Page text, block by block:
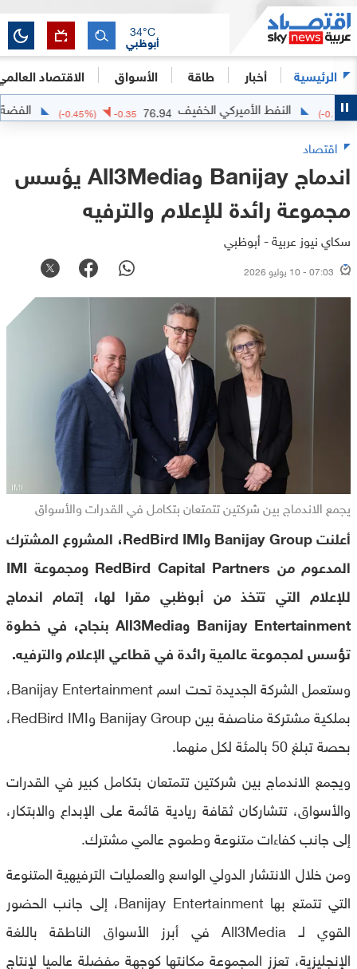
الرئيسية أخبار طاقة الأسواق الاقتصاد
أبوظبي
34°C
النفط الأميركي الخفيف 76.94
-0.35
(-0.45%) الفضة 63.606
اقتصاد
اندماج Banijay وAll3Media يؤسس
مجموعة رائدة للإعلام والترفيه
سكاي نيوز عربية - أبوظبي
07:03 - 10 يوليو 2026
يجمع الاندماج بين شركتين تتمتعان بتكامل في القدرات والأسواق
أعلنت Banijay Group وRedBird IMI، المشروع المشترك
المدعوم من RedBird Capital Partners ومجموعة IMI
للإعلام التي تتخذ من أبوظبي مقرا لها، إتمام اندماج
Banijay Entertainment وAll3Media بنجاح، في خطوة
تؤسس لمجموعة عالمية رائدة في قطاعي الإعلام والترفيه.
وستعمل الشركة الجديدة تحت اسم Banijay Entertainment،
بملكية مشتركة مناصفة بين Banijay Group وRedBird IMI،
بحصة تبلغ 50 بالمئة لكل منهما.
ويجمع الاندماج بين شركتين تتمتعان بتكامل كبير في القدرات
والأسواق، تتشاركان ثقافة ريادية قائمة على الإبداع والابتكار،
إلى جانب كفاءات متنوعة وطموح عالمي مشترك.
ومن خلال الانتشار الدولي الواسع والعمليات الترفيهية المتنوعة
التي تتمتع بها Banijay Entertainment، إلى جانب الحضور
القوي لـ All3Media في أبرز الأسواق الناطقة باللغة
الإنجليزية، تعزز المجموعة مكانتها كوجهة مفضلة عالميا لإنتاج